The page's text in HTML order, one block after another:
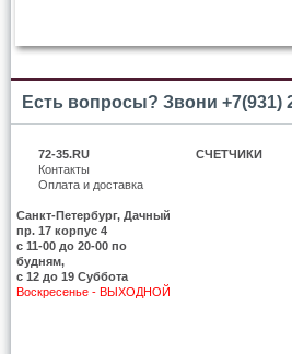
Есть вопросы? Звони +7(931)
72-35.RU
Контакты
Оплата и доставка
Санкт-Петербург, Дачный
пр. 17 корпус 4
c 11-00 до 20-00 по
будням,
с 12 до 19 Суббота
Воскресенье - ВЫХОДНОЙ
СЧЕТЧИКИ